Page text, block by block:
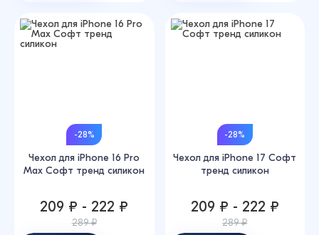
-28%
Чехол для iPhone 16 Pro
Max Софт тренд силикон
209 ₽ - 222 ₽
289 ₽
-28%
Чехол для iPhone 17 Софт
тренд силикон
209 ₽ - 222 ₽
289 ₽